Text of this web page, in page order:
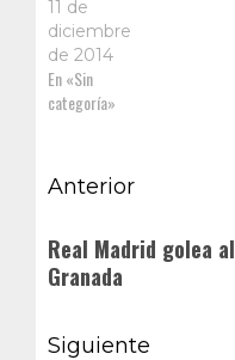
11 de
diciembre
de 2014
En «Sin
categoría»
Navegación
de
entradas
Anterior
anterior:
Real Madrid golea al
Granada
Siguiente